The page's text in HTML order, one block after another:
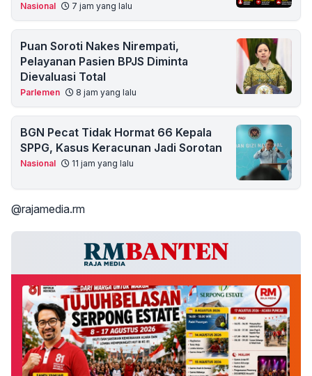
Nasional 7 jam yang lalu
Puan Soroti Nakes Nirempati,
Pelayanan Pasien BPJS Diminta
Dievaluasi Total
Parlemen 8 jam yang lalu
BGN Pecat Tidak Hormat 66 Kepala
SPPG, Kasus Keracunan Jadi Sorotan
Nasional 11 jam yang lalu
@rajamedia.rm